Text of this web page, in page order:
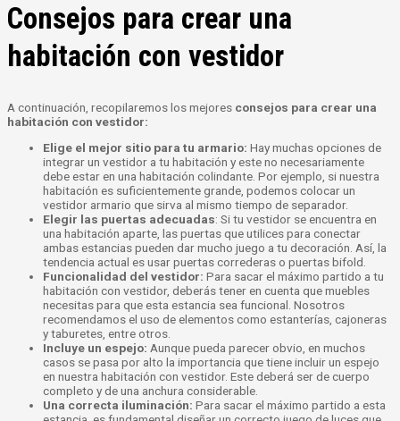
Consejos para crear una
habitación con vestidor
A continuación, recopilaremos los mejores consejos para crear una
habitación con vestidor:
Elige el mejor sitio para tu armario: Hay muchas opciones de
integrar un vestidor a tu habitación y este no necesariamente
debe estar en una habitación colindante. Por ejemplo, si nuestra
habitación es suficientemente grande, podemos colocar un
vestidor armario que sirva al mismo tiempo de separador.
Elegir las puertas adecuadas: Si tu vestidor se encuentra en
una habitación aparte, las puertas que utilices para conectar
ambas estancias pueden dar mucho juego a tu decoración. Así, la
tendencia actual es usar puertas correderas o puertas bifold.
Funcionalidad del vestidor: Para sacar el máximo partido a tu
habitación con vestidor, deberás tener en cuenta que muebles
necesitas para que esta estancia sea funcional. Nosotros
recomendamos el uso de elementos como estanterías, cajoneras
y taburetes, entre otros.
Incluye un espejo: Aunque pueda parecer obvio, en muchos
casos se pasa por alto la importancia que tiene incluir un espejo
en nuestra habitación con vestidor. Este deberá ser de cuerpo
completo y de una anchura considerable.
Una correcta iluminación: Para sacar el máximo partido a esta